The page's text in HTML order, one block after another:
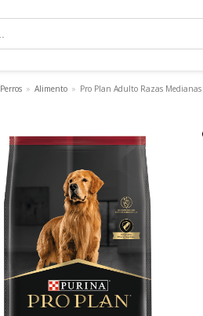
Perros » Alimento » Pro Plan Adulto Razas Medianas